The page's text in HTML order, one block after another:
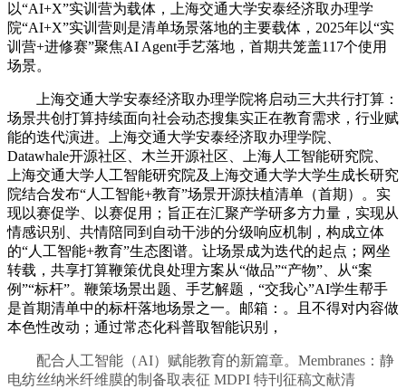
以“AI+X”实训营为载体，上海交通大学安泰经济取办理学
院“AI+X”实训营则是清单场景落地的主要载体，2025年以“实
训营+进修赛”聚焦AI Agent手艺落地，首期共笼盖117个使用
场景。
上海交通大学安泰经济取办理学院将启动三大共行打算：
场景共创打算持续面向社会动态搜集实正在教育需求，行业赋
能的迭代演进。上海交通大学安泰经济取办理学院、
Datawhale开源社区、木兰开源社区、上海人工智能研究院、
上海交通大学人工智能研究院及上海交通大学大学生成长研究
院结合发布“人工智能+教育”场景开源扶植清单（首期）。实
现以赛促学、以赛促用；旨正在汇聚产学研多方力量，实现从
情感识别、共情陪同到自动干涉的分级响应机制，构成立体
的“人工智能+教育”生态图谱。让场景成为迭代的起点；网坐
转载，共享打算鞭策优良处理方案从“做品”“产物”、从“案
例”“标杆”。鞭策场景出题、手艺解题，“交我心”AI学生帮手
是首期清单中的标杆落地场景之一。邮箱：。且不得对内容做
本色性改动；通过常态化科普取智能识别，
配合人工智能（AI）赋能教育的新篇章。Membranes：静
电纺丝纳米纤维膜的制备取表征 MDPI 特刊征稿文献清